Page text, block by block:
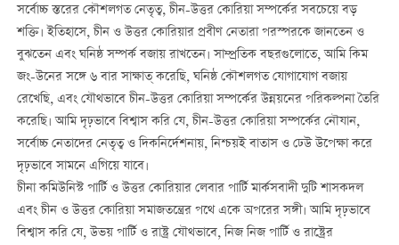
সর্বোচ্চ স্তরের কৌশলগত নেতৃত্ব, চীন-উত্তর কোরিয়া সম্পর্কের সবচেয়ে বড়
শক্তি। ইতিহাসে, চীন ও উত্তর কোরিয়ার প্রবীণ নেতারা পরস্পরকে জানতেন ও
বুঝতেন এবং ঘনিষ্ঠ সম্পর্ক বজায় রাখতেন। সাম্প্রতিক বছরগুলোতে, আমি কিম
জং-উনের সঙ্গে ৬ বার সাক্ষাত্ করেছি, ঘনিষ্ঠ কৌশলগত যোগাযোগ বজায়
রেখেছি, এবং যৌথভাবে চীন-উত্তর কোরিয়া সম্পর্কের উন্নয়নের পরিকল্পনা তৈরি
করেছি। আমি দৃঢ়ভাবে বিশ্বাস করি যে, চীন-উত্তর কোরিয়া সম্পর্কের নৌযান,
সর্বোচ্চ নেতাদের নেতৃত্ব ও দিকনির্দেশনায়, নিশ্চয়ই বাতাস ও ঢেউ উপেক্ষা করে
দৃঢ়ভাবে সামনে এগিয়ে যাবে।
চীনা কমিউনিস্ট পার্টি ও উত্তর কোরিয়ার লেবার পার্টি মার্কসবাদী দুটি শাসকদল
এবং চীন ও উত্তর কোরিয়া সমাজতন্ত্রের পথে একে অপরের সঙ্গী। আমি দৃঢ়ভাবে
বিশ্বাস করি যে, উভয় পার্টি ও রাষ্ট্র যৌথভাবে, নিজ নিজ পার্টি ও রাষ্ট্রের